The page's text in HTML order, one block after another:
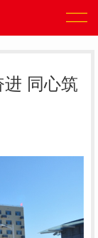
进 同心筑